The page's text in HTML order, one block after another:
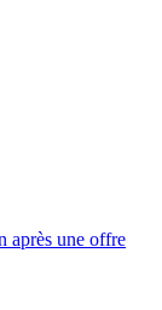
après une offre